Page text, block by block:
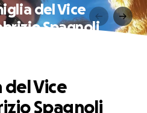
del Vice
Spagnoli
del Vice
Spagnoli